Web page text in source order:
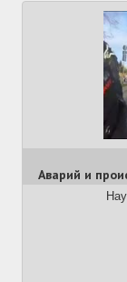
Аварий и